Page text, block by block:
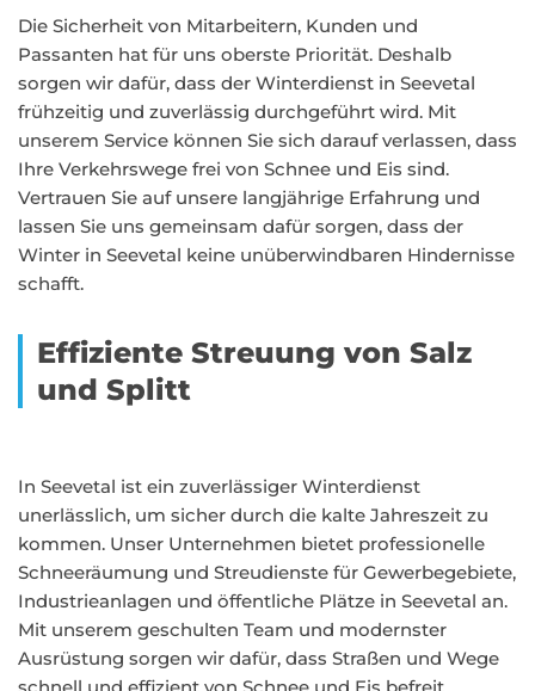
Die Sicherheit von Mitarbeitern, Kunden und
Passanten hat für uns oberste Priorität. Deshalb
sorgen wir dafür, dass der Winterdienst in Seevetal
frühzeitig und zuverlässig durchgeführt wird. Mit
unserem Service können Sie sich darauf verlassen, dass
Ihre Verkehrswege frei von Schnee und Eis sind.
Vertrauen Sie auf unsere langjährige Erfahrung und
lassen Sie uns gemeinsam dafür sorgen, dass der
Winter in Seevetal keine unüberwindbaren Hindernisse
schafft.
Effiziente Streuung von Salz
und Splitt
In Seevetal ist ein zuverlässiger Winterdienst
unerlässlich, um sicher durch die kalte Jahreszeit zu
kommen. Unser Unternehmen bietet professionelle
Schneeräumung und Streudienste für Gewerbegebiete,
Industrieanlagen und öffentliche Plätze in Seevetal an.
Mit unserem geschulten Team und modernster
Ausrüstung sorgen wir dafür, dass Straßen und Wege